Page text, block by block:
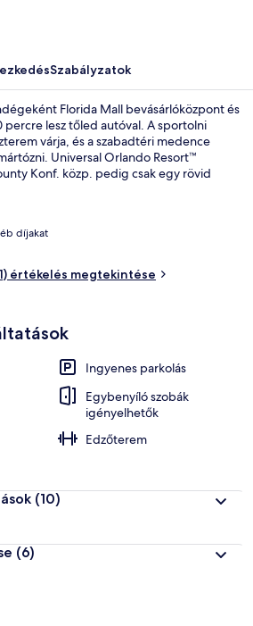
Szabályzatok
Florida Mall bevásárlóközpont és
percre lesz tőled autóval. A sportolni
várja, és a szabadtéri medence
Universal Orlando Resort™
Konf. közp. pedig csak egy rövid
személyzet és elhelyezkedés.
díjakat
értékelés megtekintése
Ingyenes parkolás
Egybenyíló szobák
igényelhetők
Edzőterem
(10)
(6)